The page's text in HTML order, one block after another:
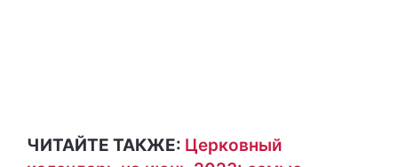
ЧИТАЙТЕ ТАКЖЕ: Церковный